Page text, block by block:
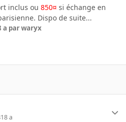
inclus ou 850¤ si échange en
Dispo de suite...
a par waryx
18 a